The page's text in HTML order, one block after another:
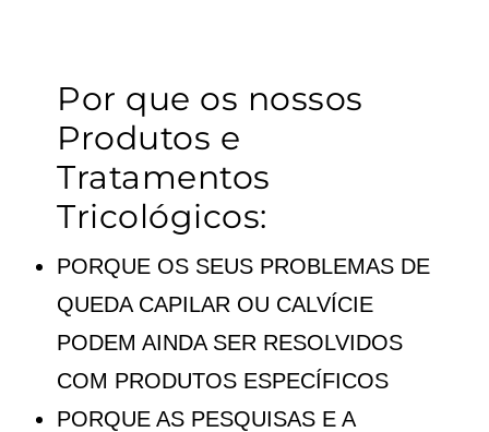
Por que os nossos
Produtos e
Tratamentos
Tricológicos:
PORQUE OS SEUS PROBLEMAS DE
QUEDA CAPILAR OU CALVÍCIE
PODEM AINDA SER RESOLVIDOS
COM PRODUTOS ESPECÍFICOS
PORQUE AS PESQUISAS E A